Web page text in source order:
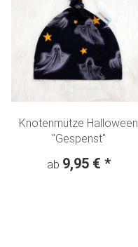
Knotenmütze Halloween
"Gespenst"
ab 9,95 € *